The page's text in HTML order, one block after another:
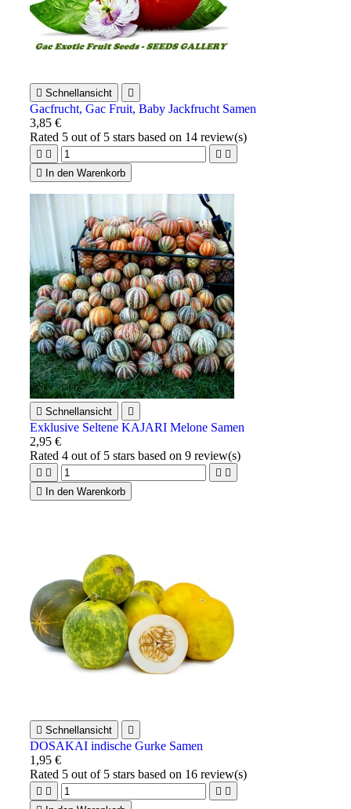
 Schnellansicht 
Gacfrucht, Gac Fruit, Baby Jackfrucht Samen
3,85 €
Rated 5 out of 5 stars based on 14 review(s)
   

In den Warenkorb
 Schnellansicht 
Exklusive Seltene KAJARI Melone Samen
2,95 €
Rated4 out of 5 stars based on9 review(s)
   

In den Warenkorb
 Schnellansicht 
DOSAKAI indische Gurke Samen
1,95 €
Rated 5 out of 5 stars based on 16 review(s)
   